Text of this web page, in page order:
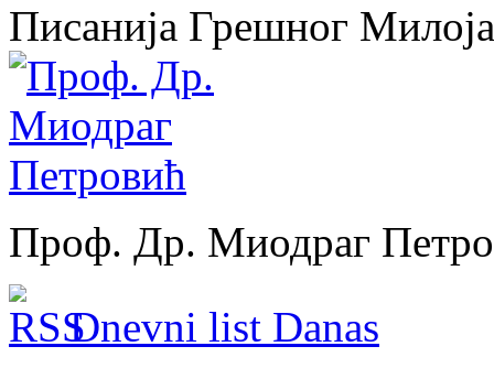
Писанија Грешног Милоја
Проф. Др. Миодраг
Dnevni list Danas